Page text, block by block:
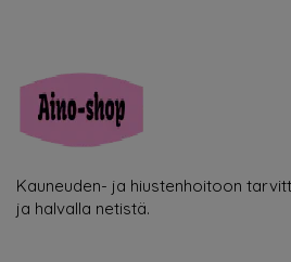
Kauneuden- ja hiustenhoitoon
ja halvalla netistä.